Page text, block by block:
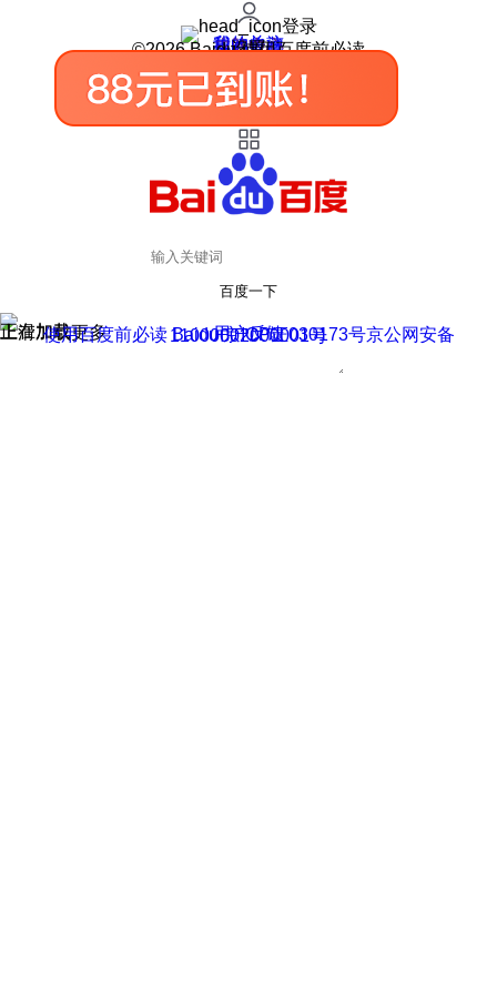
登录
我的关注
我的收藏
皮肤中心
用户反馈
设置
©2026 Baidu 使用百度前必读
百度一下
正在加载
上滑加载更多 用户反馈
使用百度前必读 Baidu 京ICP证030173号
京公网安备11000002000001号